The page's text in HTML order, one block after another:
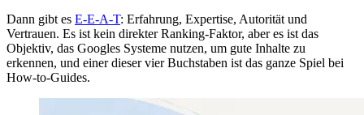
Dann gibt es E-E-A-T: Erfahrung, Expertise, Autorität und
Vertrauen. Es ist kein direkter Ranking-Faktor, aber es ist das
Objektiv, das Googles Systeme nutzen, um gute Inhalte zu
erkennen, und einer dieser vier Buchstaben ist das ganze Spiel bei
How-to-Guides.